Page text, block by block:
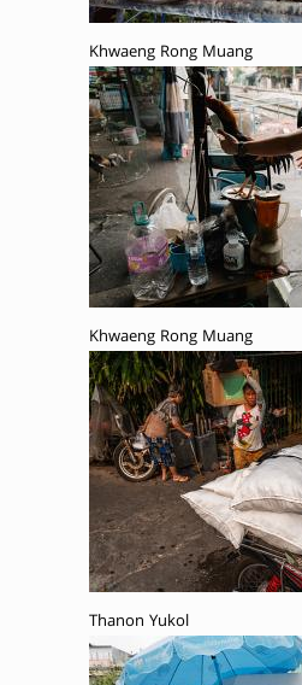
Khwaeng Rong Muang
Khwaeng Rong Muang
Thanon Yukol